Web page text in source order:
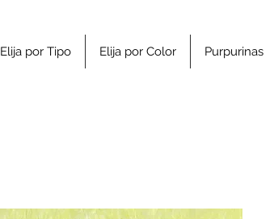
Elija por Tipo Elija por Color Purpurinas